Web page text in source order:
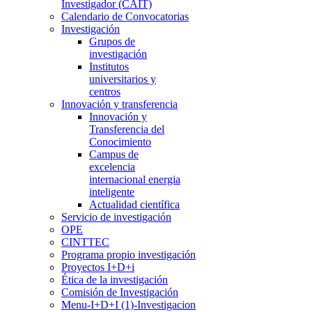
Investigador (CAIT)
Calendario de Convocatorias
Investigación
Grupos de
investigación
Institutos
universitarios y
centros
Innovación y transferencia
Innovación y
Transferencia del
Conocimiento
Campus de
excelencia
internacional energia
inteligente
Actualidad científica
Servicio de investigación
OPE
CINTTEC
Programa propio investigación
Proyectos I+D+i
Ética de la investigación
Comisión de Investigación
Menu-I+D+I (1)-Investigacion